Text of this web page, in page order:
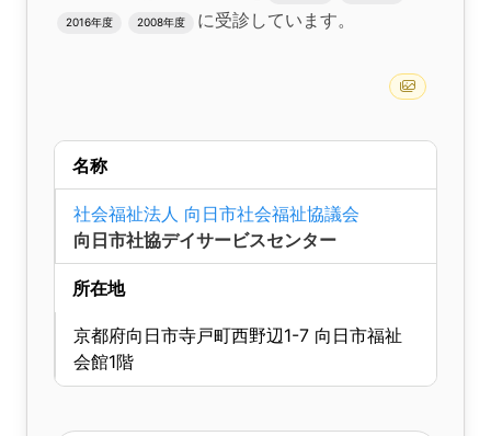
2016年度 2008年度 に受診しています。
名称
社会福祉法人 向日市社会福祉協議会
向日市社協デイサービスセンター
所在地
京都府向日市寺戸町西野辺1-7 向日市福祉
会館1階